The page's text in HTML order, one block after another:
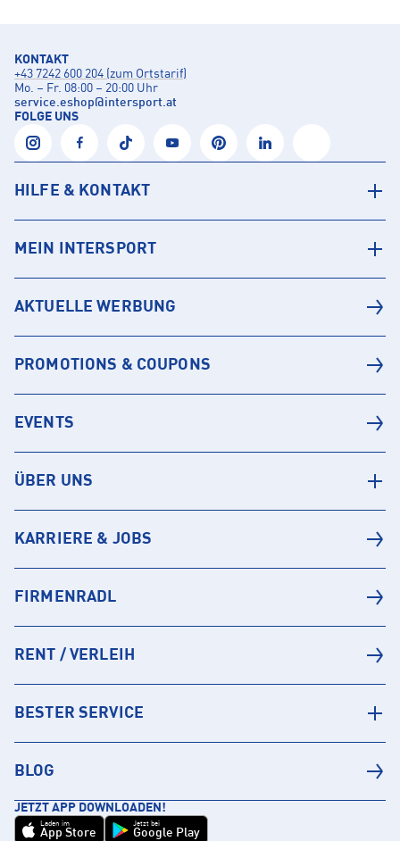
KONTAKT
+43 7242 600 204 (zum Ortstarif)
Mo. – Fr. 08:00 – 20:00 Uhr
service.eshop@intersport.at
FOLGE UNS
HILFE & KONTAKT
MEIN INTERSPORT
AKTUELLE WERBUNG
PROMOTIONS & COUPONS
EVENTS
ÜBER UNS
KARRIERE & JOBS
FIRMENRADL
RENT / VERLEIH
BESTER SERVICE
BLOG
JETZT APP DOWNLOADEN!
Laden im
App Store
Jetzt bei
Google Play